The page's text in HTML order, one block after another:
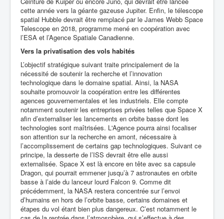
cette année vers la géante gazeuse Jupiter. Enfin, le télescope
spatial Hubble devrait être remplacé par le James Webb Space
Telescope en 2018, programme mené en coopération avec
l’ESA et l’Agence Spatiale Canadienne.
Vers la privatisation des vols habités
L’objectif stratégique suivant traite principalement de la
nécessité de soutenir la recherche et l’innovation
technologique dans le domaine spatial. Ainsi, la NASA
souhaite promouvoir la coopération entre les différentes
agences gouvernementales et les industriels. Elle compte
notamment soutenir les entreprises privées telles que Space X
afin d’externaliser les lancements en orbite basse dont les
technologies sont maîtrisées. L'Agence pourra ainsi focaliser
son attention sur la recherche en amont, nécessaire à
l’accomplissement de certains gap technologiques. Suivant ce
principe, la desserte de l’ISS devrait être elle aussi
externalisée. Space X est là encore en tête avec sa capsule
Dragon, qui pourrait emmener jusqu’à 7 astronautes en orbite
basse à l’aide du lanceur lourd Falcon 9. Comme dit
précédemment, la NASA restera concentrée sur l’envoi
d’humains en hors de l’orbite basse, certains domaines et
étapes du vol étant bien plus dangereux. C’est notamment le